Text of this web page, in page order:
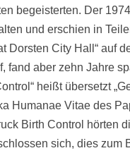
begeisterten. Der
und erschien in
Dorsten City Hall“ auf
fand aber zehn Jahre
heißt übersetzt
Humanae Vitae des
Birth Control hörten
sich, dies zum